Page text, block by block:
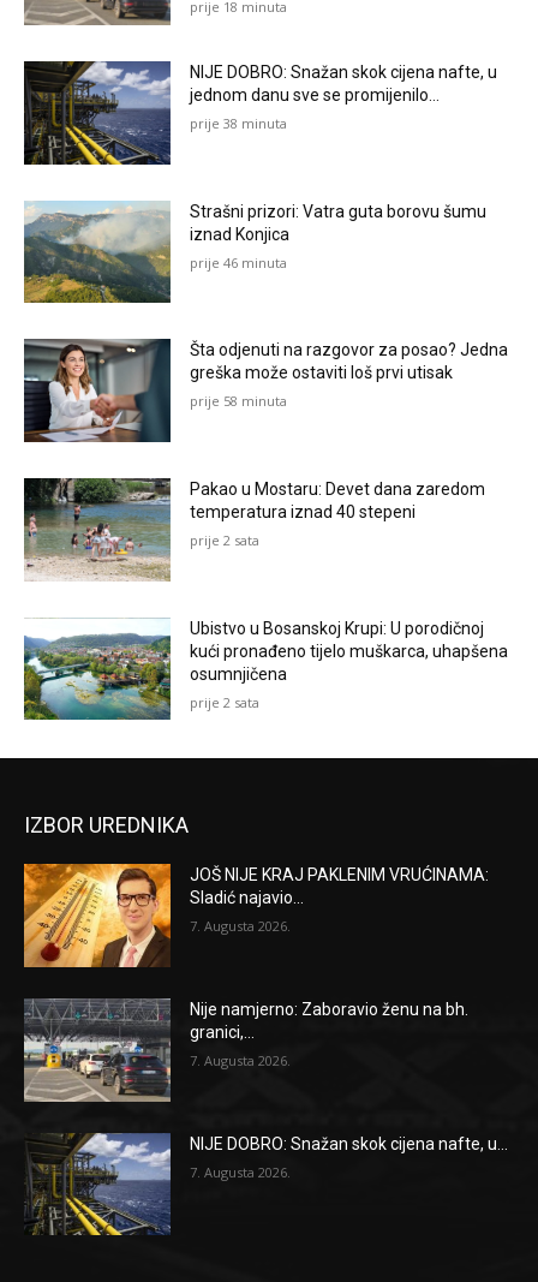
prije 18 minuta
NIJE DOBRO: Snažan skok cijena nafte, u
jednom danu sve se promijenilo…
prije 38 minuta
Strašni prizori: Vatra guta borovu šumu
iznad Konjica
prije 46 minuta
Šta odjenuti na razgovor za posao? Jedna
greška može ostaviti loš prvi utisak
prije 58 minuta
Pakao u Mostaru: Devet dana zaredom
temperatura iznad 40 stepeni
prije 2 sata
Ubistvo u Bosanskoj Krupi: U porodičnoj
kući pronađeno tijelo muškarca, uhapšena
osumnjičena
prije 2 sata
IZBOR UREDNIKA
JOŠ NIJE KRAJ PAKLENIM VRUĆINAMA:
Sladić najavio...
7. Augusta 2026.
Nije namjerno: Zaboravio ženu na bh.
granici,...
7. Augusta 2026.
NIJE DOBRO: Snažan skok cijena nafte, u...
7. Augusta 2026.